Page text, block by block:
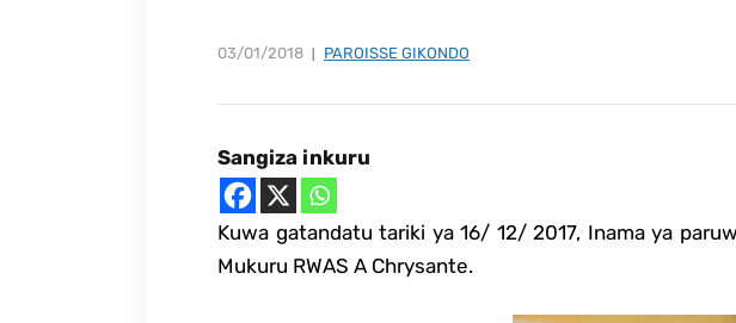
03/01/2018 PAROISSE GIKONDO
Sangiza inkuru
Kuwa gatandatu tariki ya 16/ 12/ 2017, Inama ya
Mukuru RWAS A Chrysante.